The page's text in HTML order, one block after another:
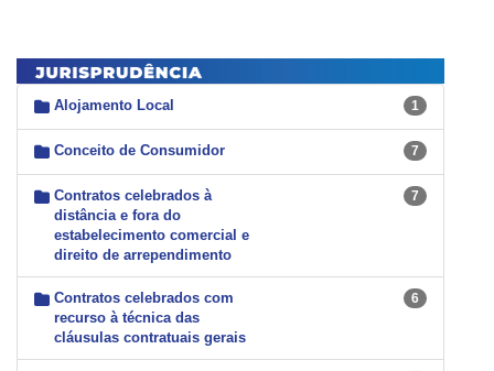
Alojamento Local 1
Conceito de Consumidor 7
Contratos celebrados à
distância e fora do
estabelecimento comercial e
direito de arrependimento
7
Contratos celebrados com
recurso à técnica das
cláusulas contratuais gerais
6